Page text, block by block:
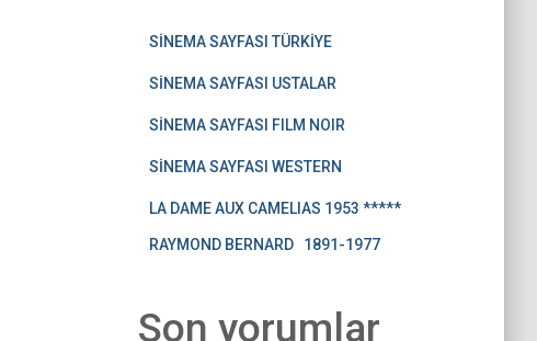
SİNEMA SAYFASI TÜRKİYE
SİNEMA SAYFASI USTALAR
SİNEMA SAYFASI FILM NOIR
SİNEMA SAYFASI WESTERN
LA DAME AUX CAMELIAS 1953 *****
RAYMOND BERNARD 1891-1977
Son yorumlar